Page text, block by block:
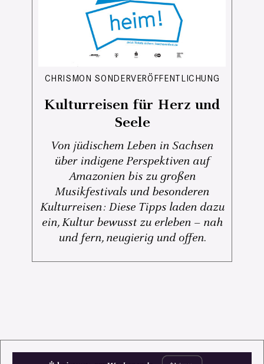
CHRISMON SONDERVERÖFFENTLICHUNG
Kulturreisen für Herz und
Seele
Von jüdischem Leben in Sachsen
über indigene Perspektiven auf
Amazonien bis zu großen
Musikfestivals und besonderen
Kulturreisen: Diese Tipps laden dazu
ein, Kultur bewusst zu erleben – nah
und fern, neugierig und offen.